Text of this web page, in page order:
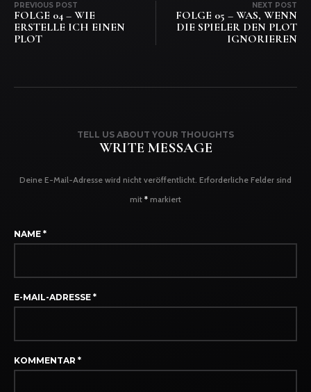
PREVIOUS POST
FOLGE 04 – WIE
ERSTELLE ICH EINEN
PLOT
NEXT POST
FOLGE 05 – WAS, WENN
DIE SPIELER DEN PLOT
IGNORIEREN
TELL US ABOUT YOUR THOUGHTS
WRITE MESSAGE
Deine E-Mail-Adresse wird nicht veröffentlicht. Erforderliche Felder sind
mit * markiert
NAME *
E-MAIL-ADRESSE *
KOMMENTAR *